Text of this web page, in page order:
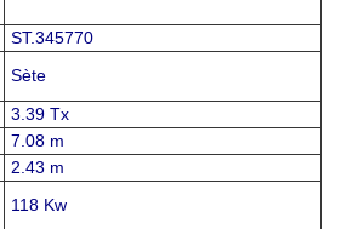
ST.345770
Sète
3.39 Tx
7.08 m
2.43 m
118 Kw